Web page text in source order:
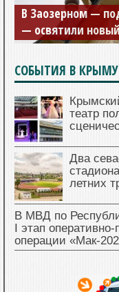
В Заозерном —
— освятили
СОБЫТИЯ В КРЫМУ
театр
Два
летних
В МВД по
I этап
операции